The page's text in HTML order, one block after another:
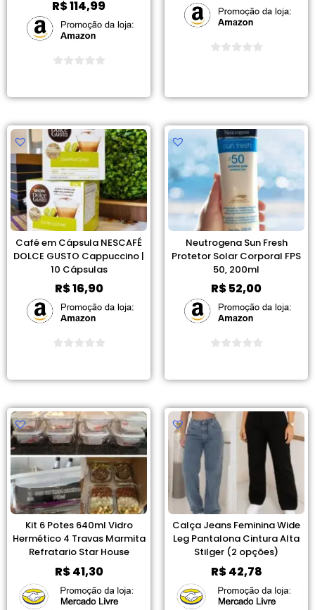
R$114,99
Café em Cápsula NESCAFÉ
DOLCE GUSTO Cappuccino |
10 Cápsulas
R$16,90
Neutrogena Sun Fresh
Protetor Solar Corporal FPS
50, 200ml
R$52,00
Kit 6 Potes 640ml Vidro
Hermético 4 Travas Marmita
Refratario Star House
R$41,30
Calça Jeans Feminina Wide
Leg Pantalona Cintura Alta
Stilger (2 opções)
R$42,78